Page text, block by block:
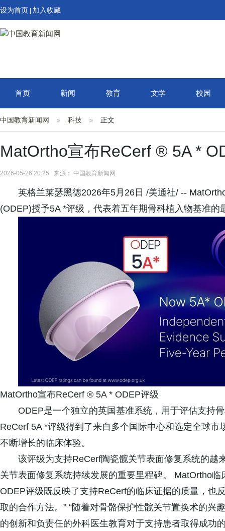
设为首页 加入收藏
首页 新闻 教育 文学 校园
中国教育新闻网 科技 正文
MatOrtho宣布ReCerf ® 5A *
2026-05-26 20:25 来源： 中国教育新闻网
英格兰莱瑟黑德2026年5月26日 /美通社/ --
(ODEP)授予5A *评级，代表着五年期骨科植入物基准的
MatOrtho宣布ReCerf ® 5A * ODEP评级
ODEP是一个独立的英国基准系统，用于评估支持
ReCerf 5A *评级得到了来自多个国际中心和选定全球
不断增长的临床体验。
该评级为支持ReCerf陶瓷髋关节表面修复系统的越
关节表面修复系统持续发展的重要里程碑。 MatOrtho
ODEP评级既反映了支持ReCerf的临床证据的质量，也
取的合作方法。” “随着对骨骼保护性髋关节置换术的兴
的创新和负责任的外科医生教育对于支持患者取得成功